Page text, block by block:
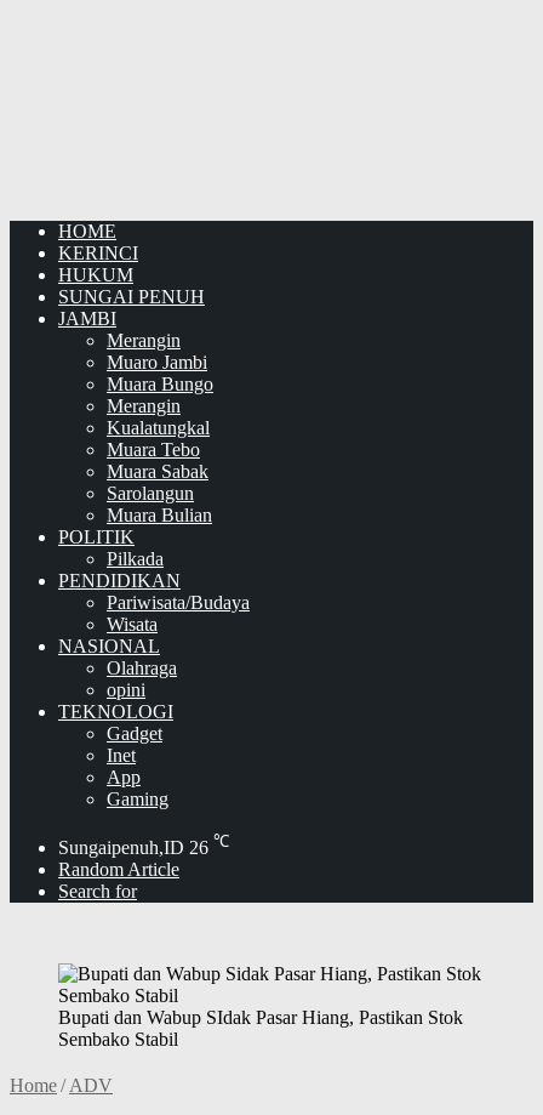
HOME
KERINCI
HUKUM
SUNGAI PENUH
JAMBI
Merangin
Muaro Jambi
Muara Bungo
Merangin
Kualatungkal
Muara Tebo
Muara Sabak
Sarolangun
Muara Bulian
POLITIK
Pilkada
PENDIDIKAN
Pariwisata/Budaya
Wisata
NASIONAL
Olahraga
opini
TEKNOLOGI
Gadget
Inet
App
Gaming
Sungaipenuh,ID 26 ℃
Random Article
Search for
Bupati dan Wabup SIdak Pasar Hiang, Pastikan Stok
Sembako Stabil
Home/ ADV